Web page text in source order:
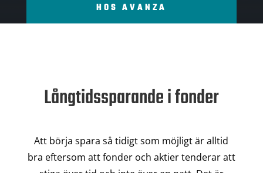
HOS AVANZA
Långtidssparande i fonder
Att börja spara så tidigt som möjligt är alltid
bra eftersom att fonder och aktier tenderar att